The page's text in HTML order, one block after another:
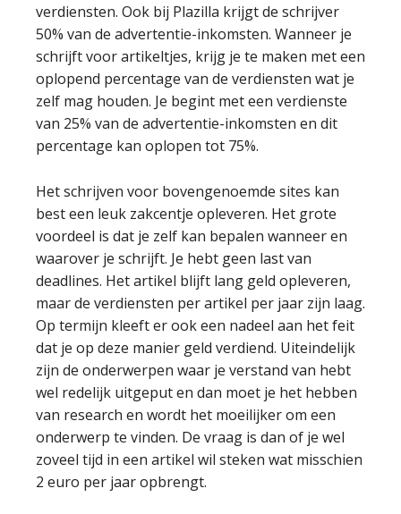
verdiensten. Ook bij Plazilla krijgt de schrijver
50% van de advertentie-inkomsten. Wanneer je
schrijft voor artikeltjes, krijg je te maken met een
oplopend percentage van de verdiensten wat je
zelf mag houden. Je begint met een verdienste
van 25% van de advertentie-inkomsten en dit
percentage kan oplopen tot 75%.
Het schrijven voor bovengenoemde sites kan
best een leuk zakcentje opleveren. Het grote
voordeel is dat je zelf kan bepalen wanneer en
waarover je schrijft. Je hebt geen last van
deadlines. Het artikel blijft lang geld opleveren,
maar de verdiensten per artikel per jaar zijn laag.
Op termijn kleeft er ook een nadeel aan het feit
dat je op deze manier geld verdiend. Uiteindelijk
zijn de onderwerpen waar je verstand van hebt
wel redelijk uitgeput en dan moet je het hebben
van research en wordt het moeilijker om een
onderwerp te vinden. De vraag is dan of je wel
zoveel tijd in een artikel wil steken wat misschien
2 euro per jaar opbrengt.